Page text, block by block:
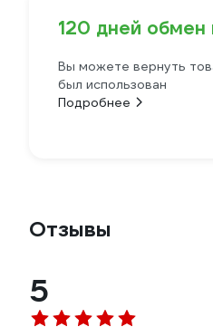
120 дней обмен
Вы можете вернуть
был использован
Подробнее
Отзывы
5